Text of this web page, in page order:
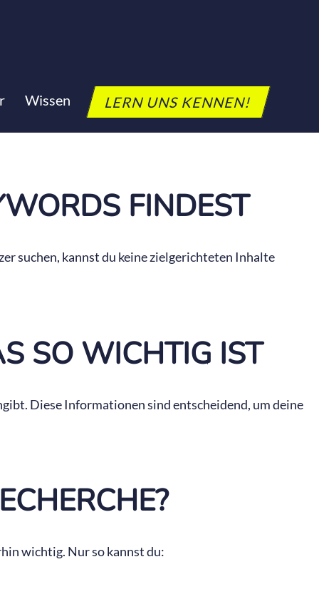
Wissen LERN UNS KENNEN!
FINDEST
suchen, kannst du keine zielgerichteten Inhalte
SO WICHTIG IST
Diese Informationen sind entscheidend, um deine
wichtig. Nur so kannst du: